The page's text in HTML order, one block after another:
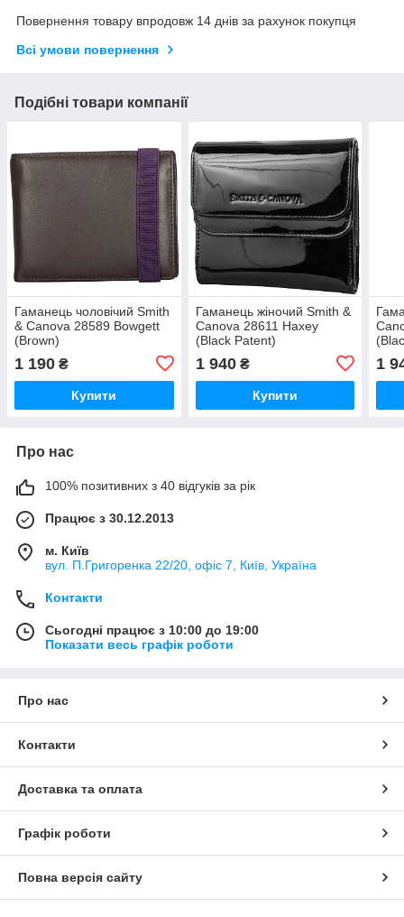
Повернення товару впродовж 14 днів за рахунок покупця
Всі умови повернення
Подібні товари компанії
Гаманець чоловічий Smith
& Canova 28589 Bowgett
(Brown)
1 190 ₴
Купити
Гаманець жіночий Smith &
Canova 28611 Haxey
(Black Patent)
1 940₴
Купити
1
Про нас
100% позитивних з 40 відгуків за рік
Працює з 30.12.2013
м. Київ
вул. П.Григоренка 22/20, офіс 7, Київ, Україна
Контакти
Сьогодні працює з 10:00 до 19:00
Показати весь графік роботи
Про нас
Контакти
Доставка та оплата
Графік роботи
Повна версія сайту